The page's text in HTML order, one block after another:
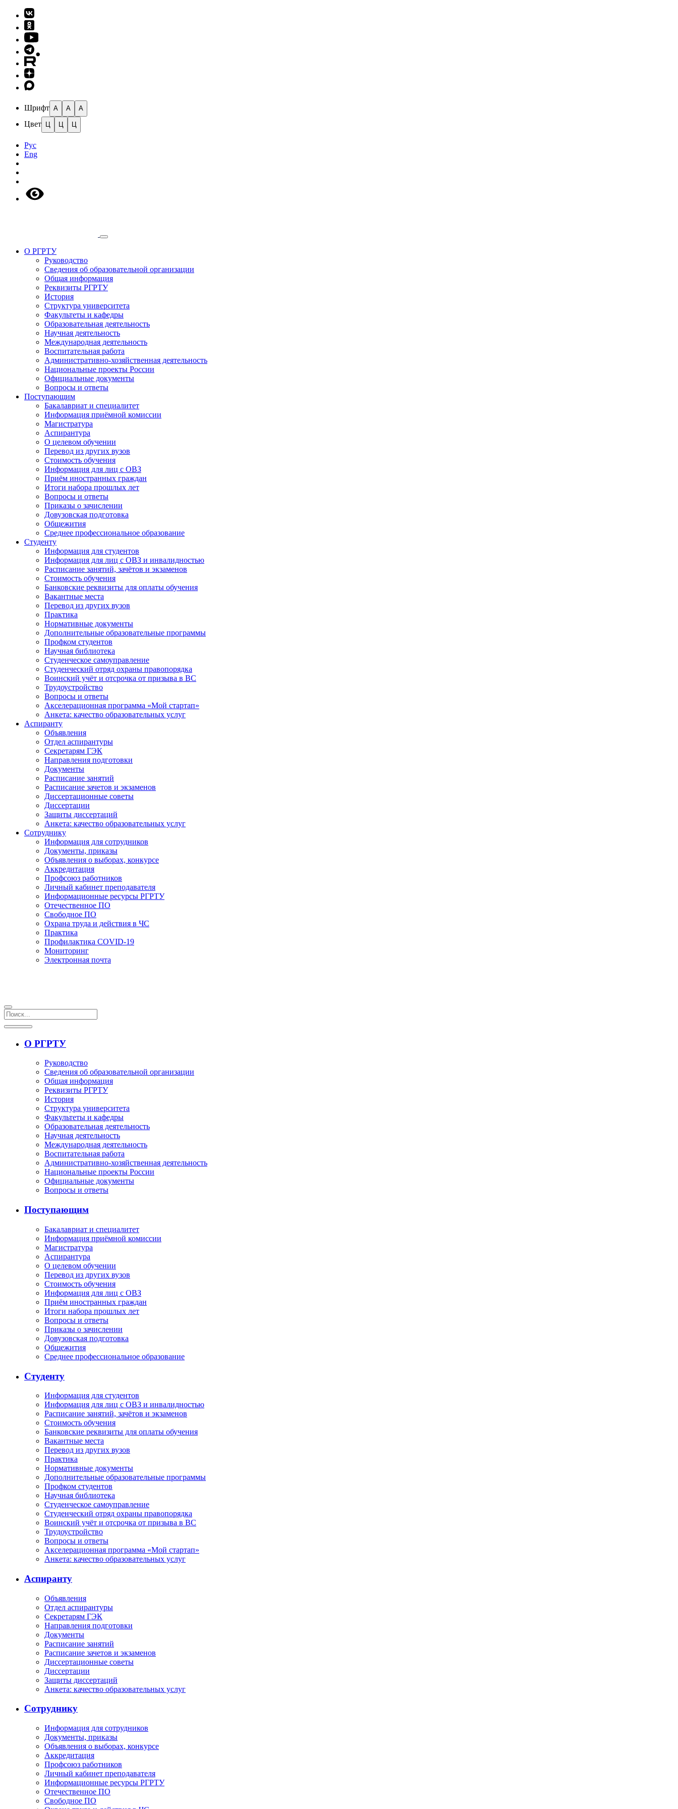
Шрифт A A A
Цвет Ц Ц Ц
Рус
Eng
О РГРТУ
Руководство
Сведения об образовательной организации
Общая информация
Реквизиты РГРТУ
История
Структура университета
Факультеты и кафедры
Образовательная деятельность
Научная деятельность
Международная деятельность
Воспитательная работа
Административно-хозяйственная деятельность
Национальные проекты России
Официальные документы
Вопросы и ответы
Поступающим
Бакалавриат и специалитет
Информация приёмной комиссии
Магистратура
Аспирантура
О целевом обучении
Перевод из других вузов
Стоимость обучения
Информация для лиц с ОВЗ
Приём иностранных граждан
Итоги набора прошлых лет
Вопросы и ответы
Приказы о зачислении
Довузовская подготовка
Общежития
Среднее профессиональное образование
Студенту
Информация для студентов
Информация для лиц с ОВЗ и инвалидностью
Расписание занятий, зачётов и экзаменов
Стоимость обучения
Банковские реквизиты для оплаты обучения
Вакантные места
Перевод из других вузов
Практика
Нормативные документы
Дополнительные образовательные программы
Профком студентов
Научная библиотека
Студенческое самоуправление
Студенческий отряд охраны правопорядка
Воинский учёт и отсрочка от призыва в ВС
Трудоустройство
Вопросы и ответы
Акселерационная программа «Мой стартап»
Анкета: качество образовательных услуг
Аспиранту
Объявления
Отдел аспирантуры
Секретарям ГЭК
Направления подготовки
Документы
Расписание занятий
Расписание зачетов и экзаменов
Диссертационные советы
Диссертации
Защиты диссертаций
Анкета: качество образовательных услуг
Сотруднику
Информация для сотрудников
Документы, приказы
Объявления о выборах, конкурсе
Аккредитация
Профсоюз работников
Личный кабинет преподавателя
Информационные ресурсы РГРТУ
Отечественное ПО
Свободное ПО
Охрана труда и действия в ЧС
Практика
Профилактика COVID-19
Мониторинг
Электронная почта
О РГРТУ
Руководство
Сведения об образовательной организации
Общая информация
Реквизиты РГРТУ
История
Структура университета
Факультеты и кафедры
Образовательная деятельность
Научная деятельность
Международная деятельность
Воспитательная работа
Административно-хозяйственная деятельность
Национальные проекты России
Официальные документы
Вопросы и ответы
Поступающим
Бакалавриат и специалитет
Информация приёмной комиссии
Магистратура
Аспирантура
О целевом обучении
Перевод из других вузов
Стоимость обучения
Информация для лиц с ОВЗ
Приём иностранных граждан
Итоги набора прошлых лет
Вопросы и ответы
Приказы о зачислении
Довузовская подготовка
Общежития
Среднее профессиональное образование
Студенту
Информация для студентов
Информация для лиц с ОВЗ и инвалидностью
Расписание занятий, зачётов и экзаменов
Стоимость обучения
Банковские реквизиты для оплаты обучения
Вакантные места
Перевод из других вузов
Практика
Нормативные документы
Дополнительные образовательные программы
Профком студентов
Научная библиотека
Студенческое самоуправление
Студенческий отряд охраны правопорядка
Воинский учёт и отсрочка от призыва в ВС
Трудоустройство
Вопросы и ответы
Акселерационная программа «Мой стартап»
Анкета: качество образовательных услуг
Аспиранту
Объявления
Отдел аспирантуры
Секретарям ГЭК
Направления подготовки
Документы
Расписание занятий
Расписание зачетов и экзаменов
Диссертационные советы
Диссертации
Защиты диссертаций
Анкета: качество образовательных услуг
Сотруднику
Информация для сотрудников
Документы, приказы
Объявления о выборах, конкурсе
Аккредитация
Профсоюз работников
Личный кабинет преподавателя
Информационные ресурсы РГРТУ
Отечественное ПО
Свободное ПО